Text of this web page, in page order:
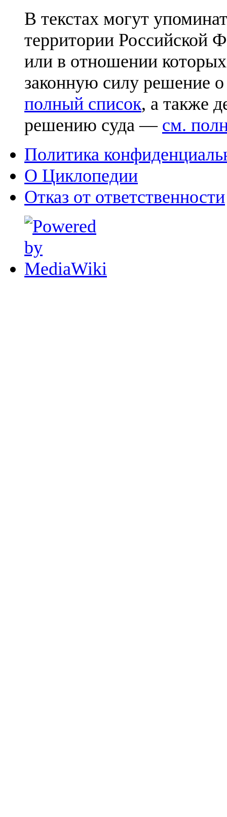
В текстах могут
территории Российской
или в отношении
законную силу решение
полный список, а также
решению суда — см.
Политика
О Циклопедии
Отказ от ответственности